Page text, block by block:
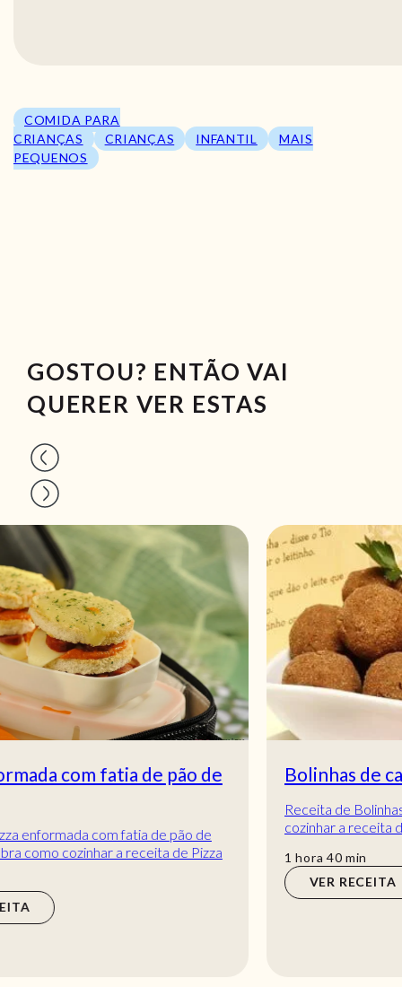
COMIDA PARA
CRIANÇAS
CRIANÇAS INFANTIL
MAIS
PEQUENOS
GOSTOU? ENTÃO VAI
QUERER VER ESTAS
Bolinhas de carne
Receita de Bolinhas de carne. Descubra como
cozinhar a receita de Bolinhas de carne de maneira
prática e deliciosa com a Teleculinária!
1hora
hora 40min
min